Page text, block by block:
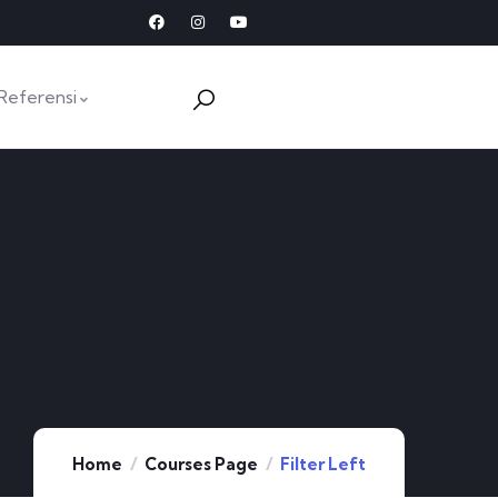
Home Courses Page Filter Left